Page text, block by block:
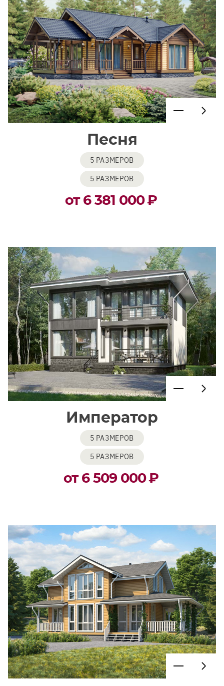
Песня
5 РАЗМЕРОВ
5 РАЗМЕРОВ
от 6 381 000₽
Император
5 РАЗМЕРОВ
5 РАЗМЕРОВ
от 6 509 000₽